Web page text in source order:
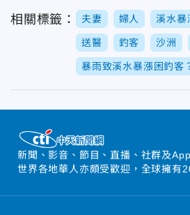
相關標籤： 夫妻 婦人 溪水暴
送醫 釣客 沙洲
暴雨致溪水暴漲困釣客
新聞、影音、節目、直播、社群及
世界各地華人亦頗受歡迎，全球擁有